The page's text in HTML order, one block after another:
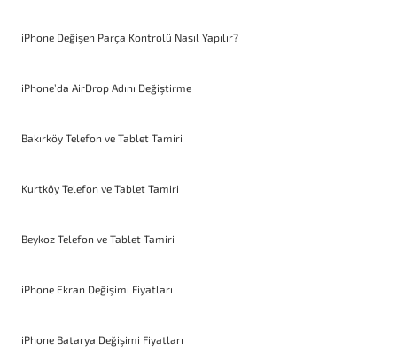
iPhone Değişen Parça Kontrolü Nasıl Yapılır?
iPhone’da AirDrop Adını Değiştirme
Bakırköy Telefon ve Tablet Tamiri
Kurtköy Telefon ve Tablet Tamiri
Beykoz Telefon ve Tablet Tamiri
iPhone Ekran Değişimi Fiyatları
iPhone Batarya Değişimi Fiyatları